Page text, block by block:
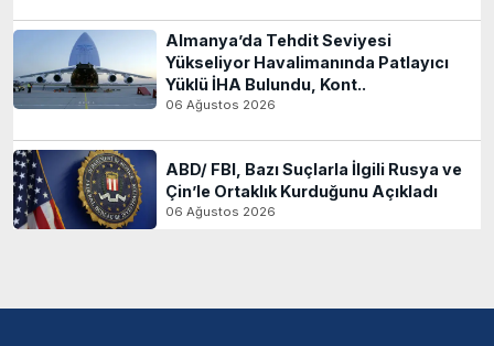
Almanya’da Tehdit Seviyesi
Yükseliyor Havalimanında Patlayıcı
Yüklü İHA Bulundu, Kont..
06 Ağustos 2026
ABD/ FBI, Bazı Suçlarla İlgili Rusya ve
Çin’le Ortaklık Kurduğunu Açıkladı
06 Ağustos 2026